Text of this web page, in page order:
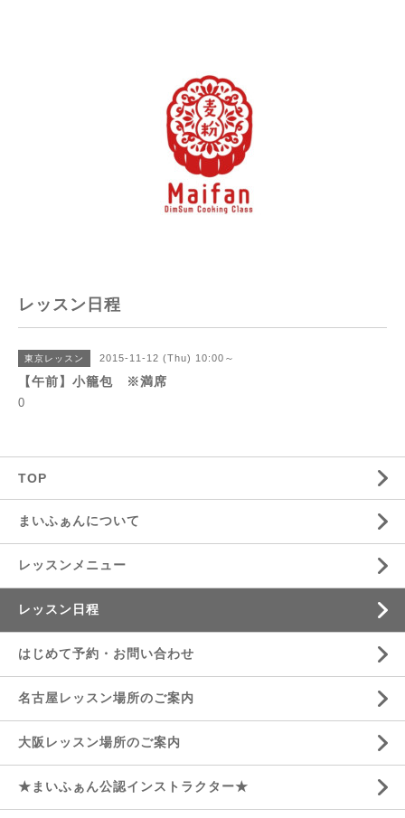
レッスン日程
東京レッスン 2015-11-12 (Thu) 10:00～
【午前】小籠包 ※満席
0
TOP
まいふぁんについて
レッスンメニュー
レッスン日程
はじめて予約・お問い合わせ
名古屋レッスン場所のご案内
大阪レッスン場所のご案内
★まいふぁん公認インストラクター★